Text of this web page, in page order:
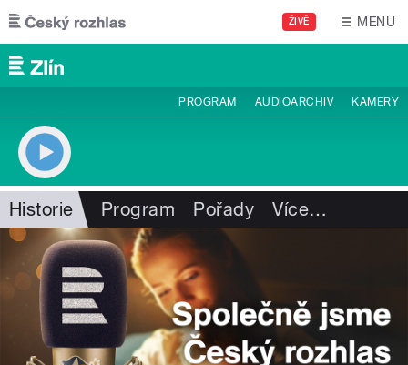
Přejít k hlavnímu obsahu
ŽIVĚ MENU
PROGRAM AUDIOARCHIV KAMERY
Historie Program Pořady Více…